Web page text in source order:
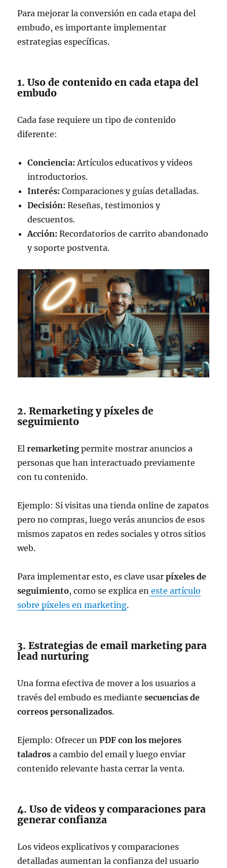
Para mejorar la conversión en cada etapa del
embudo, es importante implementar
estrategias específicas.
1. Uso de contenido en cada etapa del
embudo
Cada fase requiere un tipo de contenido
diferente:
Conciencia: Artículos educativos y videos
introductorios.
Interés: Comparaciones y guías detalladas.
Decisión: Reseñas, testimonios y
descuentos.
Acción: Recordatorios de carrito abandonado
y soporte postventa.
2. Remarketing y píxeles de
seguimiento
Elremarketing permite mostrar anuncios a
personas que han interactuado previamente
con tu contenido.
Ejemplo: Si visitas una tienda online de zapatos
pero no compras, luego verás anuncios de esos
mismos zapatos en redes sociales y otros sitios
web.
Para implementar esto, es clave usarpíxeles de
seguimiento, como se explica en este artículo
sobre píxeles en marketing.
3. Estrategias de email marketing para
lead nurturing
Una forma efectiva de mover a los usuarios a
través del embudo es mediantesecuencias de
correos personalizados.
Ejemplo: Ofrecer unPDF con los mejores
taladros a cambio del email y luego enviar
contenido relevante hasta cerrar la venta.
4. Uso de videos y comparaciones para
generar confianza
Los videos explicativos y comparaciones
detalladas aumentan la confianza del usuario